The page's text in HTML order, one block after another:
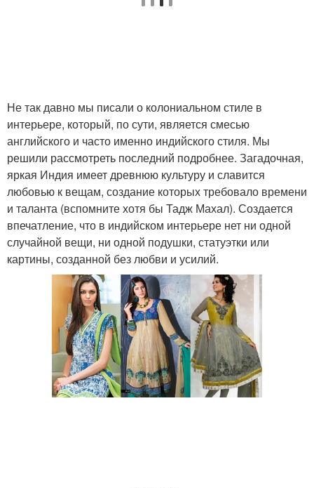
Не так давно мы писали о колониальном стиле в
интерьере, который, по сути, является смесью
английского и часто именно индийского стиля. Мы
решили рассмотреть последний подробнее. Загадочная,
яркая Индия имеет древнюю культуру и славится
любовью к вещам, создание которых требовало времени
и таланта (вспомните хотя бы Тадж Махал). Создается
впечатление, что в индийском интерьере нет ни одной
случайной вещи, ни одной подушки, статуэтки или
картины, созданной без любви и усилий.